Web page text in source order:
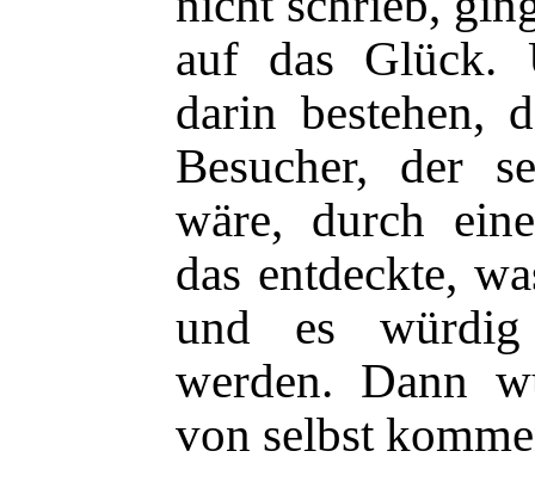
auf das Glück.
darin bestehen,
Besucher, der
wäre, durch
das entdeckte,
und es
werden. Dann
von selbst